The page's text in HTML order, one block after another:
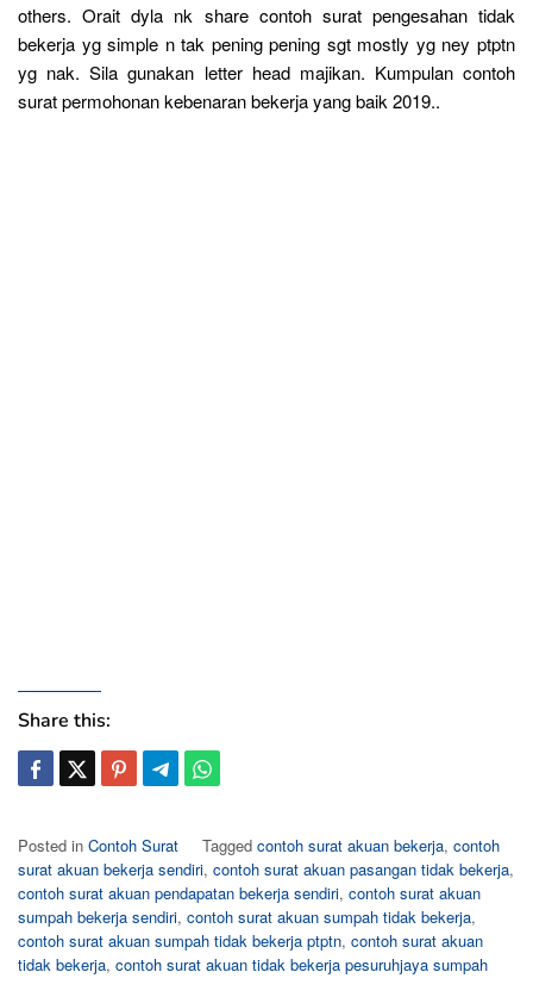
others. Orait dyla nk share contoh surat pengesahan tidak
bekerja yg simple n tak pening pening sgt mostly yg ney ptptn
yg nak. Sila gunakan letter head majikan. Kumpulan contoh
surat permohonan kebenaran bekerja yang baik 2019..
Share this:
Posted in Contoh Surat Tagged contoh surat akuan bekerja, contoh
surat akuan bekerja sendiri, contoh surat akuan pasangan tidak bekerja,
contoh surat akuan pendapatan bekerja sendiri, contoh surat akuan
sumpah bekerja sendiri, contoh surat akuan sumpah tidak bekerja,
contoh surat akuan sumpah tidak bekerja ptptn, contoh surat akuan
tidak bekerja, contoh surat akuan tidak bekerja pesuruhjaya sumpah